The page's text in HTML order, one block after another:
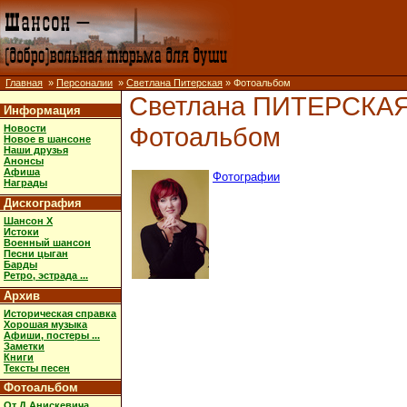
Главная » Персоналии » Светлана Питерская » Фотоальбом
Информация
Новости
Новое в шансоне
Наши друзья
Анонсы
Афиша
Награды
Дискография
Шансон X
Истоки
Военный шансон
Песни цыган
Барды
Ретро, эстрада ...
Архив
Историческая справка
Хорошая музыка
Афиши, постеры ...
Заметки
Книги
Тексты песен
Фотоальбом
Светлана
Фотоальбом
Фотографии